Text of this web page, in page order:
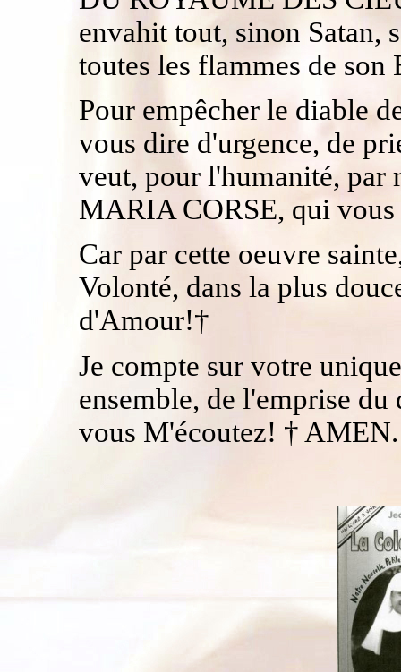
envahit tout, sinon Satan,
toutes les flammes de
Pour empêcher le diable
vous dire d'urgence, de
veut, pour l'humanité,
MARIA CORSE, qui vous
Car par cette oeuvre
Volonté, dans la plus
d'Amour!†
Je compte sur votre
ensemble, de l'emprise
vous M'écoutez! †